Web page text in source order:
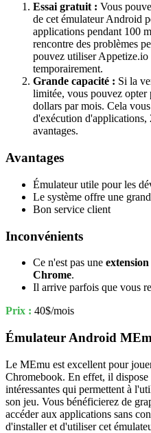
Essai gratuit : Vous
de cet émulateur Android
applications pendant 100
rencontre des problèmes
pouvez utiliser Appetize.io
temporairement.
Grande capacité : Si la
limitée, vous pouvez opter
dollars par mois. Cela
d'exécution d'applications,
avantages.
Avantages
Émulateur utile pour les
Le système offre une
Bon service client
Inconvénients
Ce n'est pas une
Chrome.
Il arrive parfois que vous
Prix : 40$/mois
Émulateur Android
Le MEmu est excellent pour
Chromebook. En effet, il
intéressantes qui permettent à
son jeu. Vous bénéficierez de
accéder aux applications sans
d'installer et d'utiliser cet